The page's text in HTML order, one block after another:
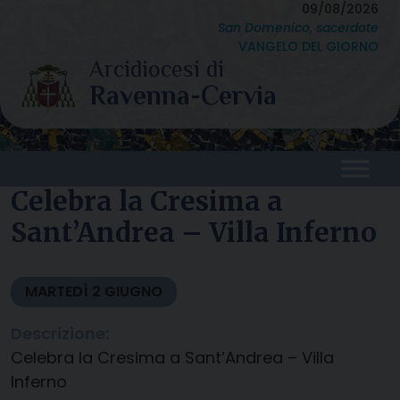
content
09/08/2026
San Domenico, sacerdote
VANGELO DEL GIORNO
Celebra la Cresima a
Sant’Andrea – Villa Inferno
MARTEDÌ 2 GIUGNO
Celebra la Cresima a Sant’Andrea – Villa
Inferno